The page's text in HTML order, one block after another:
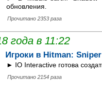
обновления.
Прочитано 2353 раза
года в 11:22
Игроки в Hitman:
► IO Interactive готова
Прочитано 2154 раза